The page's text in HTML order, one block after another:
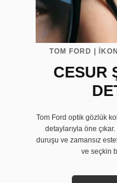
TOM FORD |
CESUR
Tom Ford optik gözlük
detaylarıyla öne
duruşu ve zamansız
ve seçkin